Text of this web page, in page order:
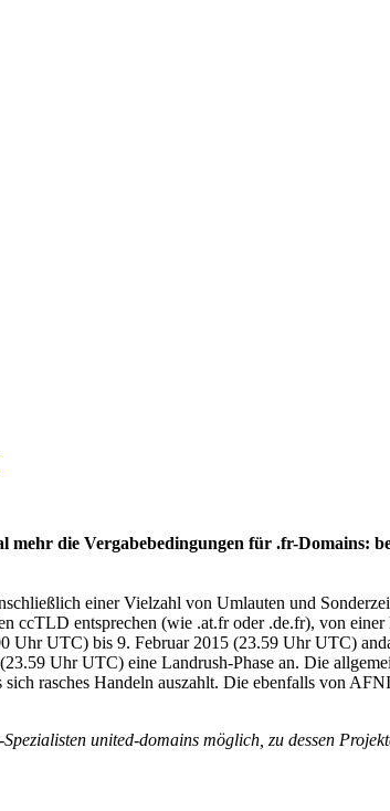
die Vergabebedingungen für .fr-Domains:
einer Vielzahl von Umlauten und
ccTLD entsprechen (wie .at.fr oder .de.fr), von
Uhr UTC) bis 9. Februar 2015 (23.59 Uhr UTC)
Uhr UTC) eine Landrush-Phase an. Die
sich rasches Handeln auszahlt. Die ebenfalls von
united-domains möglich, zu dessen